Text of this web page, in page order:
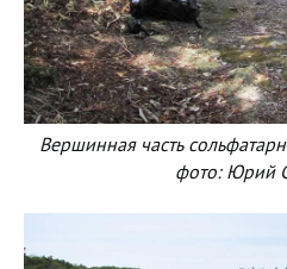
Вершинная часть
фото: Юрий